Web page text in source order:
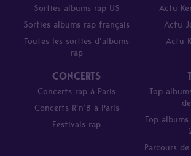
Sorties albums rap US
Sorties albums rap français
Toutes les sorties d’albums
rap
Actu
Actu
Actu
CONCERTS
Concerts rap à Paris
Concerts R’n’B à Paris
Festivals rap
Top
Top
Parcours